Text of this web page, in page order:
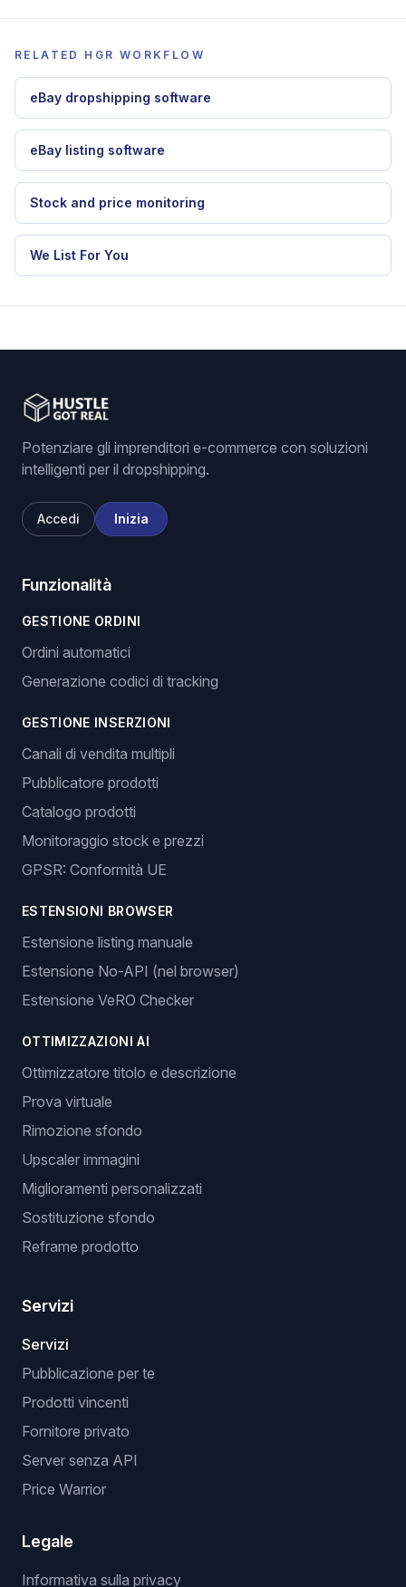
RELATED HGR WORKFLOW
eBay dropshipping software
eBay listing software
Stock and price monitoring
We List For You
Potenziare gli imprenditori e-commerce con soluzioni
intelligenti per il dropshipping.
Accedi Inizia
Funzionalità
GESTIONE ORDINI
Ordini automatici
Generazione codici di tracking
GESTIONE INSERZIONI
Canali di vendita multipli
Pubblicatore prodotti
Catalogo prodotti
Monitoraggio stock e prezzi
GPSR: Conformità UE
ESTENSIONI BROWSER
Estensione listing manuale
Estensione No-API (nel browser)
Estensione VeRO Checker
OTTIMIZZAZIONI AI
Ottimizzatore titolo e descrizione
Prova virtuale
Rimozione sfondo
Upscaler immagini
Miglioramenti personalizzati
Sostituzione sfondo
Reframe prodotto
Servizi
Servizi
Pubblicazione per te
Prodotti vincenti
Fornitore privato
Server senza API
Price Warrior
Legale
Informativa sulla privacy